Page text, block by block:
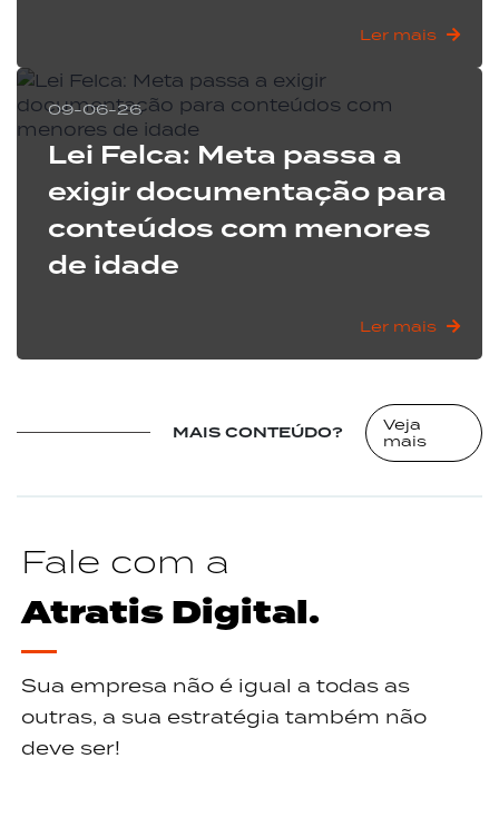
" alt="">
Ler mais
09-06-26
Lei Felca: Meta passa a
exigir documentação para
conteúdos com menores
de idade
Ler mais
MAIS CONTEÚDO?
Veja
mais
Fale com a
Atratis Digital.
Sua empresa não é igual a todas as
outras, a sua estratégia também não
deve ser!